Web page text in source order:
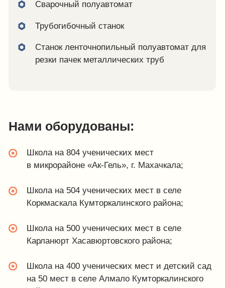
Кайтагского района;
Спортивная школа-интернат г. Хасавюрта.
медиков